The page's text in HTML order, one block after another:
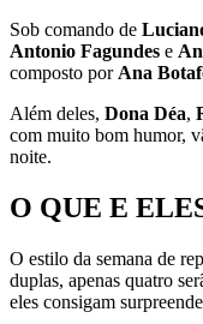
Sob comando de
Antonio Fagundes e
composto por Ana
Além deles, Dona Déa,
com muito bom humor,
noite.
O QUE E
O estilo da semana de
duplas, apenas quatro
eles consigam